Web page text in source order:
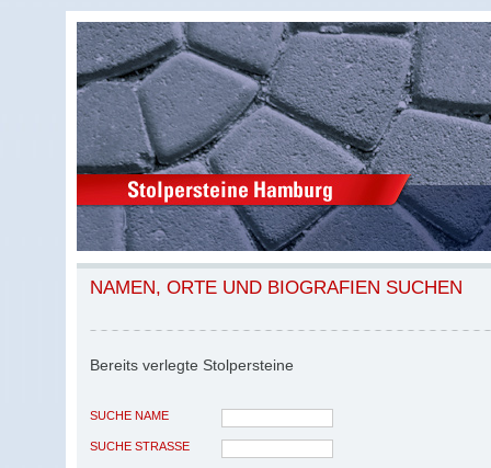
NAMEN, ORTE UND BIOGRAFIEN SUCHEN
Bereits verlegte Stolpersteine
SUCHE NAME
SUCHE STRASSE